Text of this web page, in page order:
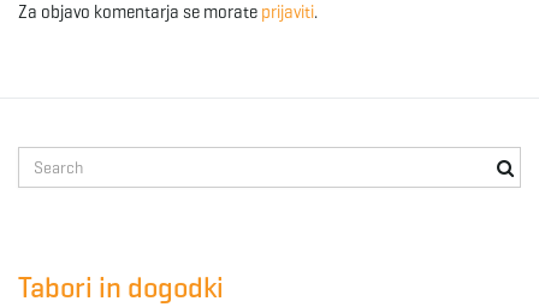
Za objavo komentarja se morate prijaviti.
e
Tabori in dogodki